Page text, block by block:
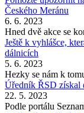
Českého Meránu
6. 6. 2023
Hned dvě akce se
Ještě k vyhlášce,
dálnicích
5. 6. 2023
Hezky se nám k
Úředník ŘSD získal
22. 5. 2023
Podle portálu